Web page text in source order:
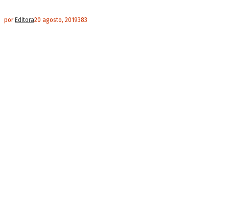
porEditora20 agosto, 2019383